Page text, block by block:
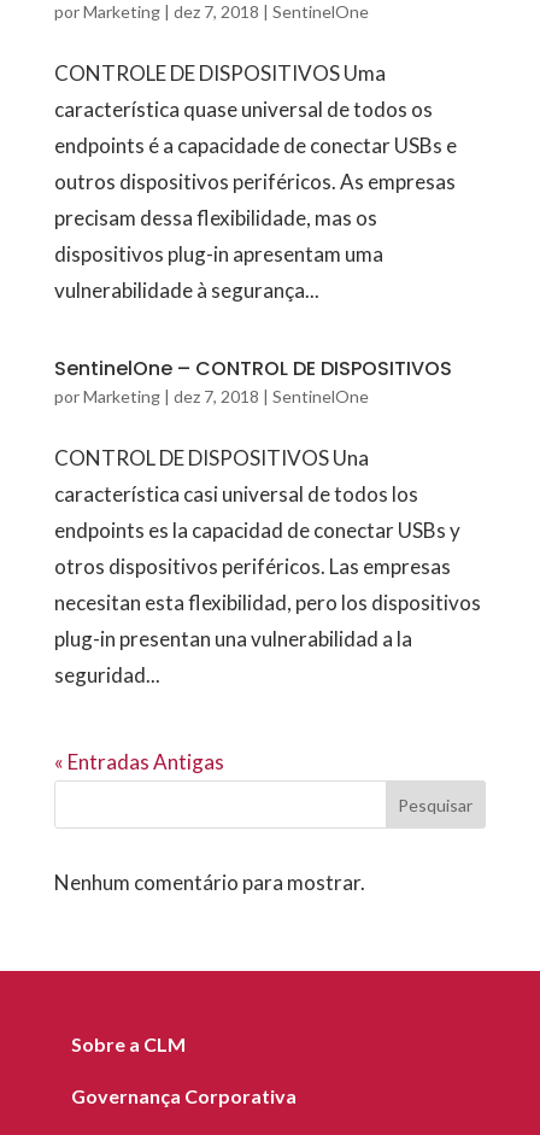
porMarketing| dez 7, 2018 | SentinelOne
CONTROLE DE DISPOSITIVOS Uma
característica quase universal de todos os
endpoints é a capacidade de conectar USBs e
outros dispositivos periféricos. As empresas
precisam dessa flexibilidade, mas os
dispositivos plug-in apresentam uma
vulnerabilidade à segurança...
SentinelOne – CONTROL DE DISPOSITIVOS
porMarketing| dez 7, 2018 | SentinelOne
CONTROL DE DISPOSITIVOS Una
característica casi universal de todos los
endpoints es la capacidad de conectar USBs y
otros dispositivos periféricos. Las empresas
necesitan esta flexibilidad, pero los dispositivos
plug-in presentan una vulnerabilidad a la
seguridad...
« Entradas Antigas
Pesquisar
Nenhum comentário para mostrar.
Sobre a CLM
Governança Corporativa